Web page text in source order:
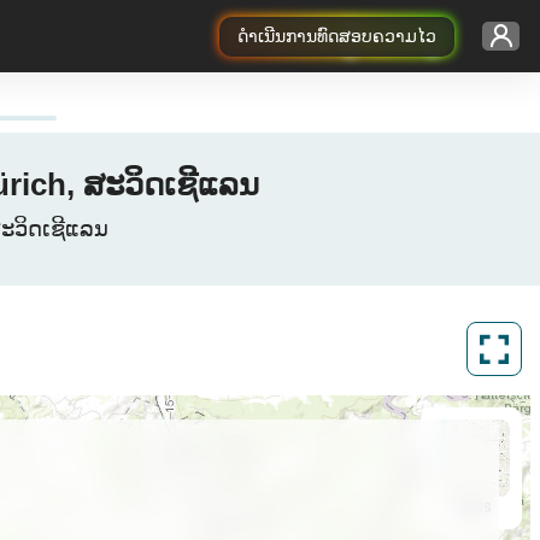
ດຳເນີນການທົດສອບຄວາມໄວ
ສະວິດເຊີແລນ
ະວິດເຊີແລນ